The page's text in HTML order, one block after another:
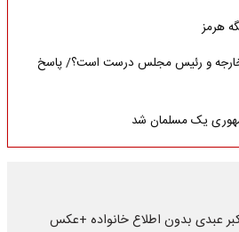
هرمز
خارجه و رئیس مجلس درست است؟/ پاسخ
یک مسلمان شد
عبدی بدون اطلاع خانواده +عکس